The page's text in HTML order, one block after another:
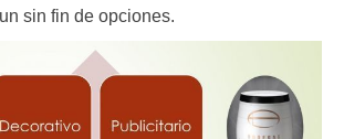
sin fin de opciones.